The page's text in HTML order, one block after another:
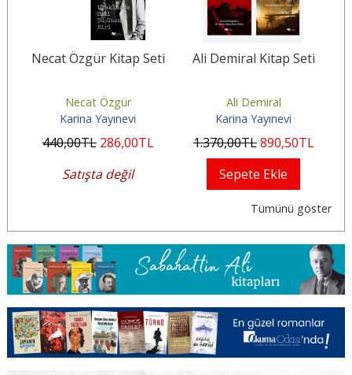
Necat Özgür Kitap Seti
Necat Özgür
Karina Yayınevi
440,00TL 286,00TL
Satışta değil
Ali Demiral Kitap Seti
Ali Demiral
Karina Yayınevi
1.370,00TL890,50TL
Sepete Ekle
Tümünü göster